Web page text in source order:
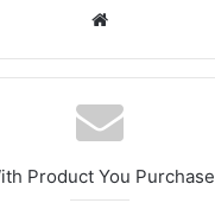
الوي
ب
Product You Purchase